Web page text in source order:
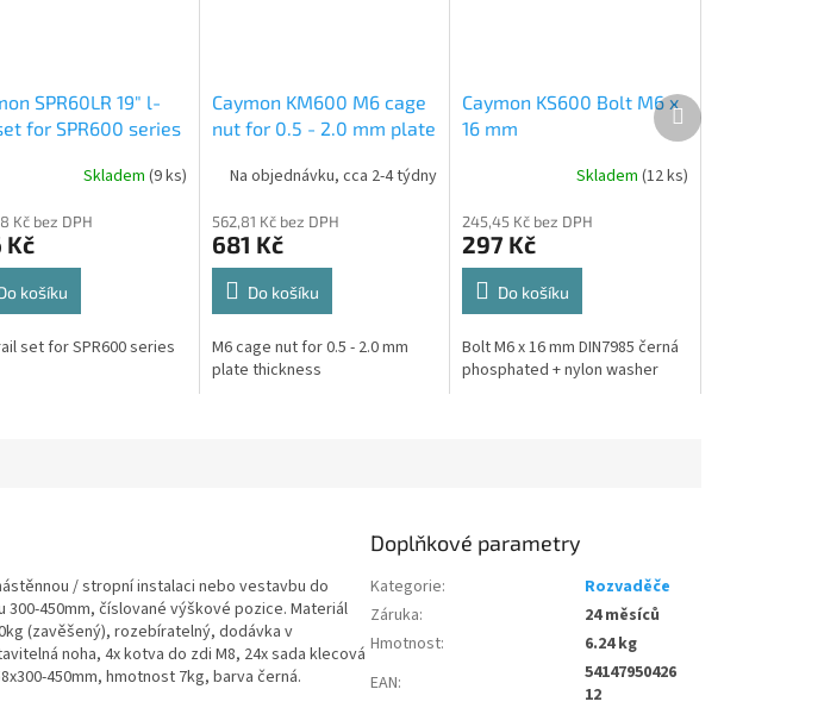
SPR60LR 19" l-
for SPR600 series
Skladem (9 ks)
Kč bez DPH
Kč
košíku
set for SPR600 series
Caymon KM600 M6 cage
nut for 0.5 - 2.0 mm plate
Na objednávku, cca 2-4 týdny
562,81 Kč bez DPH
681 Kč
Do košíku
M6 cage nut for 0.5 - 2.0 mm
plate thickness
Caymon KS600 Bolt M6 x
16 mm
Skladem (12 ks)
245,45 Kč bez DPH
297 Kč
Do košíku
Bolt M6 x 16 mm DIN7985 černá
phosphated + nylon washer
Další
produkt
/ stropní instalaci nebo vestavbu do
450mm, číslované výškové pozice. Materiál
(zavěšený), rozebíratelný, dodávka v
noha, 4x kotva do zdi M8, 24x sada klecová
450mm, hmotnost 7kg, barva černá.
Doplňkové parametry
Kategorie:
Rozvaděče
Záruka:
24 měsíců
Hmotnost:
6.24 kg
EAN:
54147950426
12